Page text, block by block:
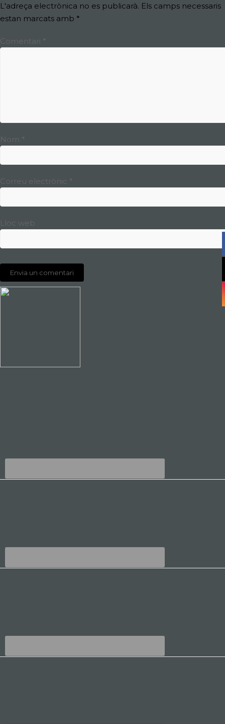
L'adreça electrònica no es publicarà. Els camps necessaris
estan marcats amb *
Comentari *
Nom *
Correu electrònic *
Lloc web